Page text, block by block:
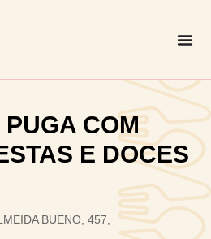
COM
E DOCES
BUENO, 457,